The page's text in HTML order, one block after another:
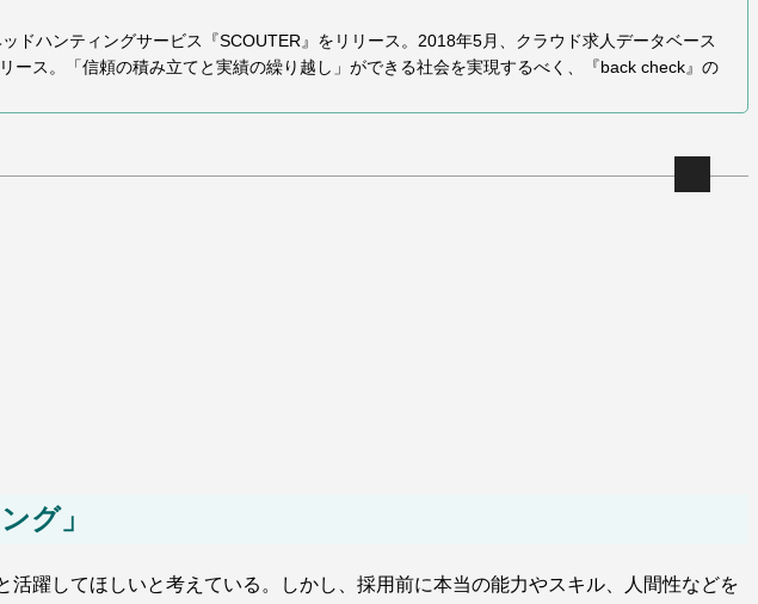
ハンティングサービス『SCOUTER』をリリース。2018年5月、クラウド求人データベース
ス。「信頼の積み立てと実績の繰り越し」ができる社会を実現するべく、『back check』の
グ」
躍してほしいと考えている。しかし、採用前に本当の能力やスキル、人間性などを